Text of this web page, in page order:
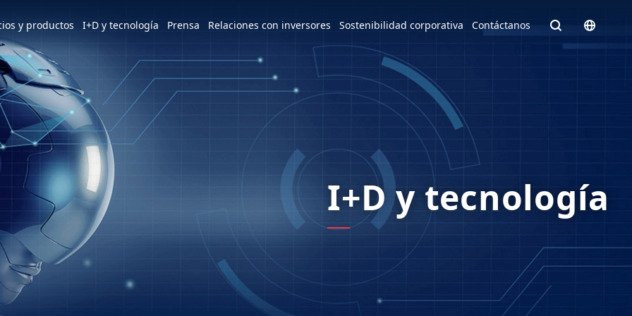
Perfil
Visión y Misión
Descripción general
Fundador
Presidente
Hitos clave
Base de operaciones
y productos
Servicios y productos
3+3=∞
Enfoque dinámico
Diseño industrial y tecnológico
I+D y tecnología
Patentes y premios
Descripción general
Instituto de Investigación Hon Hai
Descripción general
Consorcio MIH
Alianza abierta de vehículos
eléctricos de MIH
Prensa
Noticias
Últimas noticias
Conoce nuestras plantas
Plantas en México
Prensa
HHTD Día de la Tecnología de Hon
Relaciones con inversores Sostenibilidad corporativa
Descripción general de ESG
Visión y objetivos estratégicos
ESG
Apoyo a iniciativas internacionales
Mensaje del Presidente y del
Comité de Sostenibilidad
Implementación del Desarrollo
Contáctanos
简体中文
Tiếng Việt
U.S. English
Europe
Czech Republic
Slovakia
I+D y tecnología